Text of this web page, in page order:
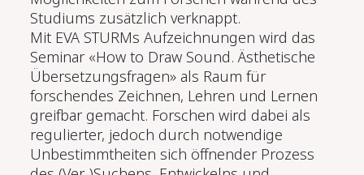
Studiums zusätzlich verknappt.
Mit EVA STURMs Aufzeichnungen wird das
Seminar «How to Draw Sound. Ästhetische
Übersetzungsfragen» als Raum für
forschendes Zeichnen, Lehren und Lernen
greifbar gemacht. Forschen wird dabei als
regulierter, jedoch durch notwendige
Unbestimmtheiten sich öffnender Prozess